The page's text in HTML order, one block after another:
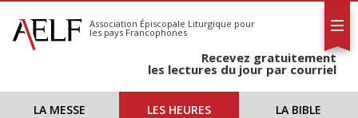
S'abonner
Calendrier
Association Épiscopale Liturgique pour
les pays Francophones
Recevez gratuitement
les lectures du jour par courriel
LA MESSE LES HEURES LA BIBLE